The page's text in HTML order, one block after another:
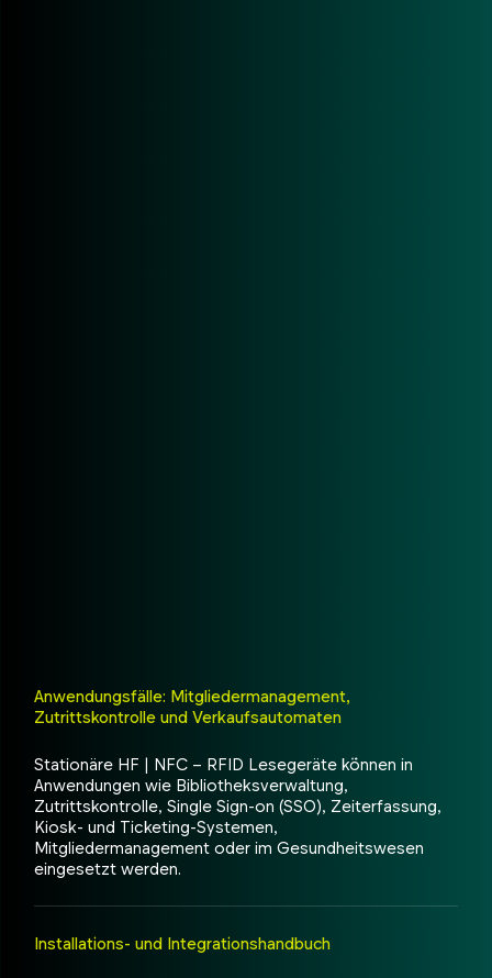
Anwendungsfälle: Mitgliedermanagement,
Zutrittskontrolle und Verkaufsautomaten
Stationäre HF | NFC – RFID Lesegeräte können in
Anwendungen wie Bibliotheksverwaltung,
Zutrittskontrolle, Single Sign-on (SSO), Zeiterfassung,
Kiosk- und Ticketing-Systemen,
Mitgliedermanagement oder im Gesundheitswesen
eingesetzt werden.
Installations- und Integrationshandbuch